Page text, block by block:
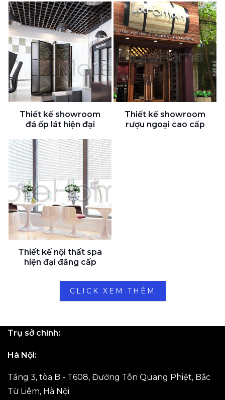
Thiết kế showroom
đá ốp lát hiện đại
Thiết kế showroom
rượu ngoại cao cấp
Thiết kế nội thất spa
hiện đại đẳng cấp
CLICK XEM THÊM
Trụ sở chính:
Hà Nội:
Tầng 3, tòa B - T608, Đường Tôn Quang Phiệt, Bắc
Từ Liêm, Hà Nội.